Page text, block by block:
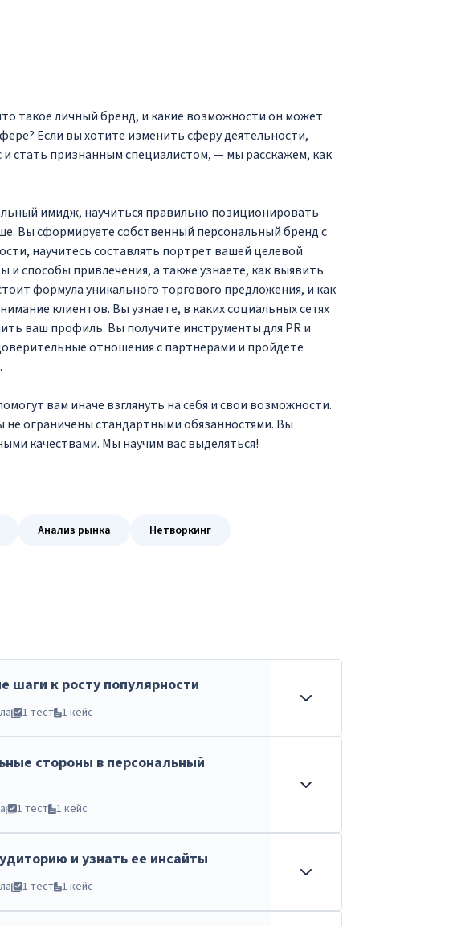
такое личный бренд, и какие возможности он может
Если вы хотите изменить сферу деятельности,
стать признанным специалистом, — мы расскажем, как
имидж, научиться правильно позиционировать
Вы сформируете собственный персональный бренд с
научитесь составлять портрет вашей целевой
способы привлечения, а также узнаете, как выявить
формула уникального торгового предложения, и как
клиентов. Вы узнаете, в каких социальных сетях
ваш профиль. Вы получите инструменты для PR и
отношения с партнерами и пройдете
вам иначе взглянуть на себя и свои возможности.
ограничены стандартными обязанностями. Вы
качествами. Мы научим вас выделяться!
Анализ рынка
Нетворкинг
шаги к росту популярности
1 тест 1 кейс
стороны в персональный
1 тест 1 кейс
и узнать ее инсайты
1 тест 1 кейс